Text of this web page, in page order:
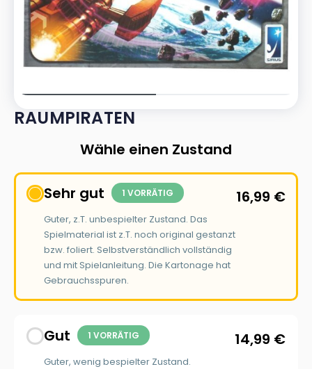
RAUMPIRATEN
Wähle einen Zustand
Sehr gut 1 VORRÄTIG
Guter, z.T. unbespielter Zustand. Das
Spielmaterial ist z.T. noch original gestanzt
bzw. foliert. Selbstverständlich vollständig
und mit Spielanleitung. Die Kartonage hat
Gebrauchsspuren.
16,99 €
Gut 1 VORRÄTIG
Guter, wenig bespielter Zustand.
14,99 €